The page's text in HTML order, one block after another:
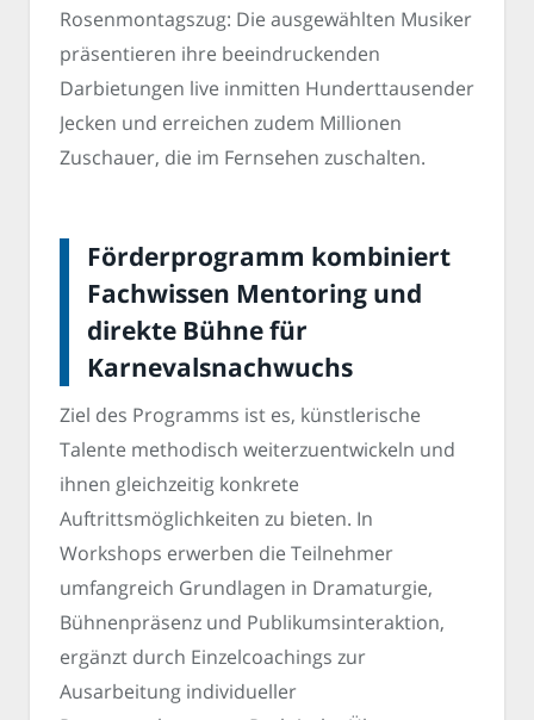
Rosenmontagszug: Die ausgewählten Musiker
präsentieren ihre beeindruckenden
Darbietungen live inmitten Hunderttausender
Jecken und erreichen zudem Millionen
Zuschauer, die im Fernsehen zuschalten.
Förderprogramm kombiniert
Fachwissen Mentoring und
direkte Bühne für
Karnevalsnachwuchs
Ziel des Programms ist es, künstlerische
Talente methodisch weiterzuentwickeln und
ihnen gleichzeitig konkrete
Auftrittsmöglichkeiten zu bieten. In
Workshops erwerben die Teilnehmer
umfangreich Grundlagen in Dramaturgie,
Bühnenpräsenz und Publikumsinteraktion,
ergänzt durch Einzelcoachings zur
Ausarbeitung individueller